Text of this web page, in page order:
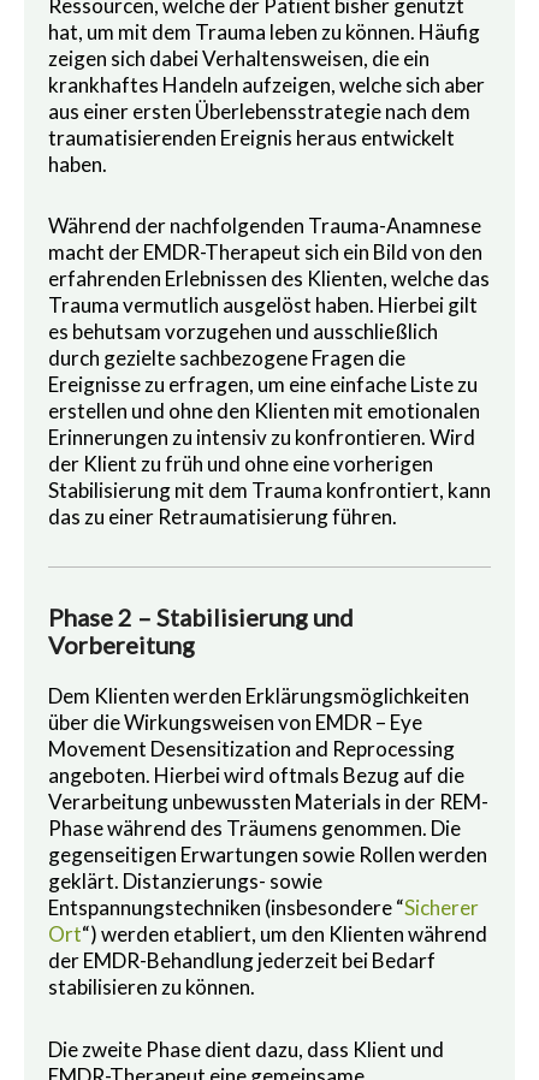
hat, um mit dem Trauma leben zu können. Häufig
zeigen sich dabei Verhaltensweisen, die ein
krankhaftes Handeln aufzeigen, welche sich aber
aus einer ersten Überlebensstrategie nach dem
traumatisierenden Ereignis heraus entwickelt
haben.
Während der nachfolgenden Trauma-Anamnese
macht der EMDR-Therapeut sich ein Bild von den
erfahrenden Erlebnissen des Klienten, welche das
Trauma vermutlich ausgelöst haben. Hierbei gilt
es behutsam vorzugehen und ausschließlich
durch gezielte sachbezogene Fragen die
Ereignisse zu erfragen, um eine einfache Liste zu
erstellen und ohne den Klienten mit emotionalen
Erinnerungen zu intensiv zu konfrontieren. Wird
der Klient zu früh und ohne eine vorherigen
Stabilisierung mit dem Trauma konfrontiert, kann
das zu einer Retraumatisierung führen.
Phase 2 – Stabilisierung und
Vorbereitung
Dem Klienten werden Erklärungsmöglichkeiten
über die Wirkungsweisen von EMDR – Eye
Movement Desensitization and Reprocessing
angeboten. Hierbei wird oftmals Bezug auf die
Verarbeitung unbewussten Materials in der REM-
Phase während des Träumens genommen. Die
gegenseitigen Erwartungen sowie Rollen werden
geklärt. Distanzierungs- sowie
Entspannungstechniken (insbesondere “Sicherer
Ort“) werden etabliert, um den Klienten während
der EMDR-Behandlung jederzeit bei Bedarf
stabilisieren zu können.
Die zweite Phase dient dazu, dass Klient und